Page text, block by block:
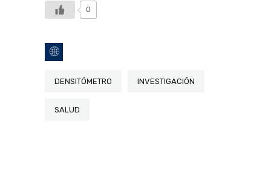
0
DENSITÓMETRO INVESTIGACIÓN
SALUD